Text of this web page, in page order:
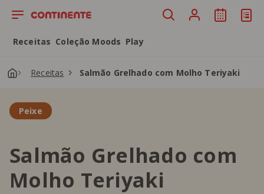
Saltar para o conteúdo principal
Receitas Coleção Moods Play
Receitas Salmão Grelhado com Molho Teriyaki
Peixe
Salmão Grelhado com
Molho Teriyaki